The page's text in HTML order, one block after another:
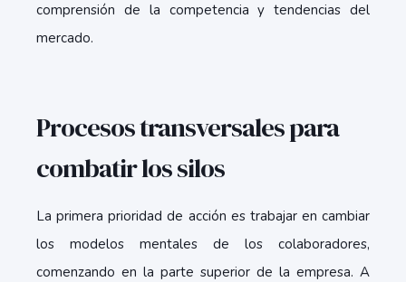
comprensión de la competencia y tendencias del
mercado.
Procesos transversales para
combatir los silos
La primera prioridad de acción es trabajar en cambiar
los modelos mentales de los colaboradores,
comenzando en la parte superior de la empresa. A